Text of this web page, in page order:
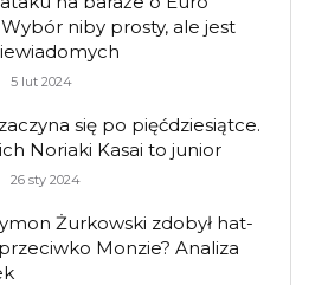
niby prosty, ale jest
5 lut 2024
się po pięćdziesiątce.
Noriaki Kasai to junior
26 sty 2024
Żurkowski zdobył hat-
Monzie? Analiza